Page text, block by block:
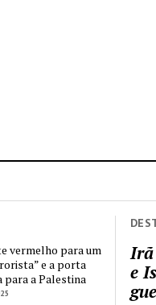
Irã
e
vermelho para um
e a porta
para a Palestina